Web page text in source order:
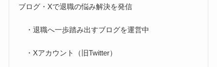
ブログ・Xで退職の悩み解決を発信
・退職へ一歩踏み出すブログを運営中
・Xアカウント（旧Twitter）